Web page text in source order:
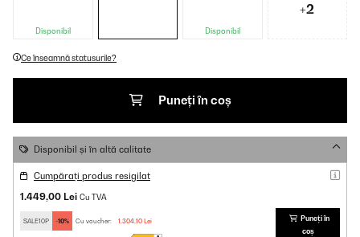
Disponibil Disponibil
+2
Ce înseamnă statusurile?
Puneți în coș
Disponibil și în altă calitate
Cumpărați produs resigilat
1.449,00 Lei Cu TVA
SALE10P -10% Cu voucher: 1.304,10 Lei
Puneți în
coș